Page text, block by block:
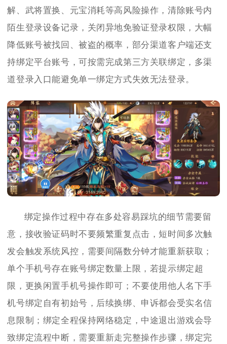
解、武将置换、元宝消耗等高风险操作，清除账号内
陌生登录设备记录，关闭异地免验证登录权限，大幅
降低账号被找回、被盗的概率，部分渠道客户端还支
持绑定平台账号，可按需完成第三方关联绑定，多渠
道登录入口能避免单一绑定方式失效无法登录。
绑定操作过程中存在多处容易踩坑的细节需要留
意，接收验证码时不要频繁重复点击，短时间多次触
发会触发系统风控，需要间隔数分钟才能重新获取；
单个手机号存在账号绑定数量上限，若提示绑定超
限，更换闲置手机号操作即可；不要使用他人名下手
机号绑定自有初始号，后续换绑、申诉都会受实名信
息限制；绑定全程保持网络稳定，中途退出游戏会导
致绑定流程中断，需要重新走完整操作步骤，绑定完